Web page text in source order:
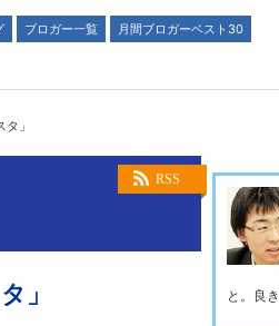
ブロガー一覧
月間ブロガーベスト30
」
RSS
」
と。良